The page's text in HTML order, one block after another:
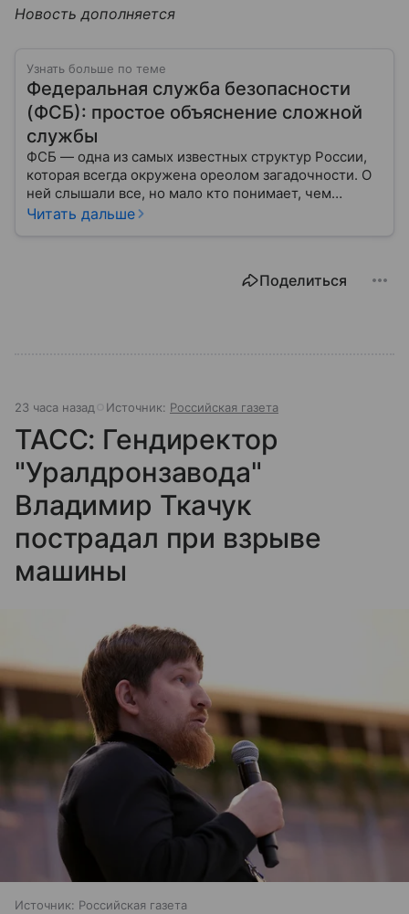
Новость дополняется
Узнать больше по теме
Федеральная служба безопасности
(ФСБ): простое объяснение сложной
службы
ФСБ — одна из самых известных структур России,
которая всегда окружена ореолом загадочности. О
ней слышали все, но мало кто понимает, чем
именно занимается Федеральная служба
Читать дальше
Поделиться
23 часа назад Источник: Российская газета
ТАСС: Гендиректор
"Уралдронзавода"
Владимир Ткачук
пострадал при взрыве
машины
Источник: Российская газета